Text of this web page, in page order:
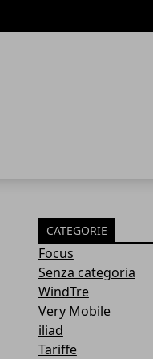
CATEGORIE
Focus
Senza categoria
WindTre
Very Mobile
iliad
Tariffe